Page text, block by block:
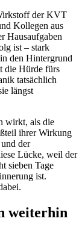
der KVT
Kollegen aus
Hausaufgaben
ist – stark
den Hintergrund
die Hürde fürs
tatsächlich
längst
wirkt, als die
ihrer Wirkung
der
Lücke, weil der
sieben Tage
ist.
weiterhin